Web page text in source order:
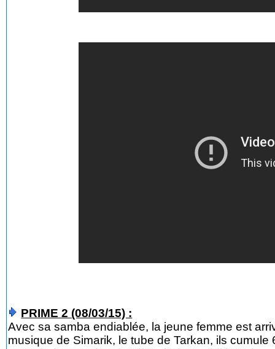
PRIME 2 (08/03/15) :
Avec sa samba endiablée, la jeune femme est
musique de Simarik, le tube de Tarkan, ils